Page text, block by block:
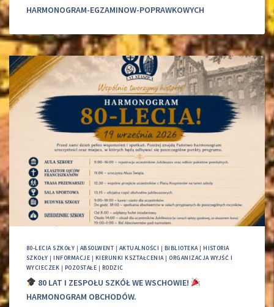
HARMONOGRAM-EGZAMINOW-POPRAWKOWYCH
80-LECIA SZKOŁY | ABSOLWENT | AKTUALNOŚCI | BIBLIOTEKA|HISTORIA
SZKOŁY |INFORMACJE | KIERUNKI KSZTAŁCENIA|ORGANIZACJA WYJŚĆ I
WYCIECZEK | POZOSTAŁE | RODZIC
80 LAT I ZESPOŁU SZKÓŁ WE WSCHOWIE!
HARMONOGRAM OBCHODÓW.